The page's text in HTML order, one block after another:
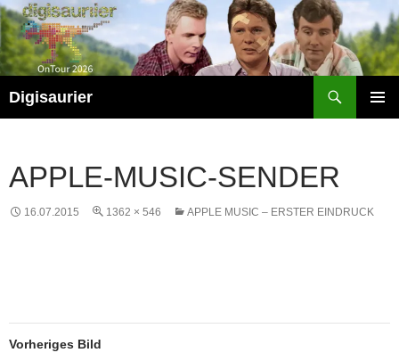
Zum
Inhalt
springen
Digisaurier
APPLE-MUSIC-SENDER
16.07.2015 1362 × 546 APPLE MUSIC – ERSTER EINDRUCK
Vorheriges Bild